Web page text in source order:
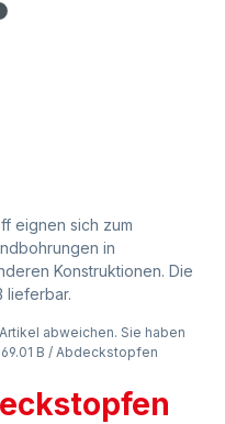
eignen sich zum
in
Konstruktionen. Die
lieferbar.
abweichen. Sie haben
B / Abdeckstopfen